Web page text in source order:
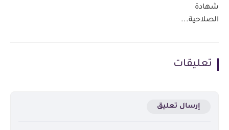
شهادة
الصلاحية...
تعليقات
إرسال تعليق